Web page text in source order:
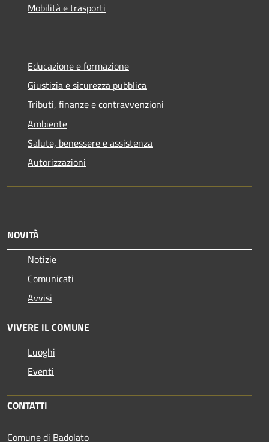
Mobilità e trasporti
Educazione e formazione
Giustizia e sicurezza pubblica
Tributi, finanze e contravvenzioni
Ambiente
Salute, benessere e assistenza
Autorizzazioni
NOVITÀ
Notizie
Comunicati
Avvisi
VIVERE IL COMUNE
Luoghi
Eventi
CONTATTI
Comune di Badolato